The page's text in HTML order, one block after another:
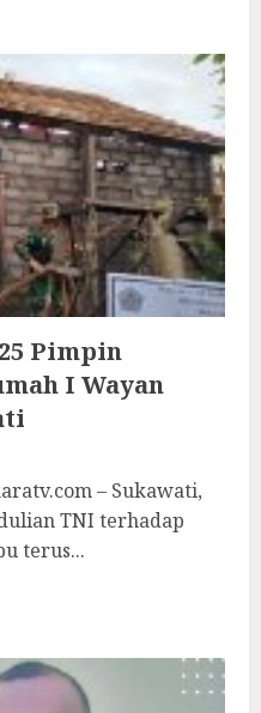
Pimpin
I Wayan
– Sukawati,
TNI terhadap
terus...